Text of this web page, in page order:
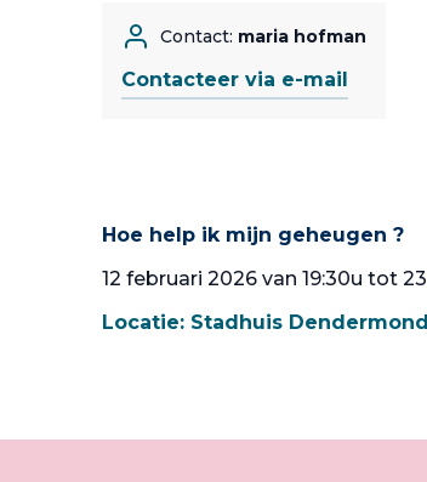
Contact: maria hofman
Contacteer via e-mail
Hoe help ik mijn geheugen ?
12 februari 2026 van 19:30u tot
Locatie: Stadhuis